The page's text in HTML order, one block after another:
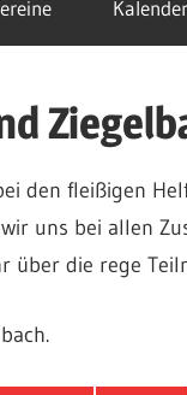
Kalender
den fleißigen
uns bei allen
über die rege